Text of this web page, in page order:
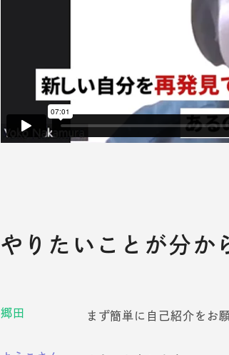
やりたいことが分か
郷田 まず簡単に自己紹介をお